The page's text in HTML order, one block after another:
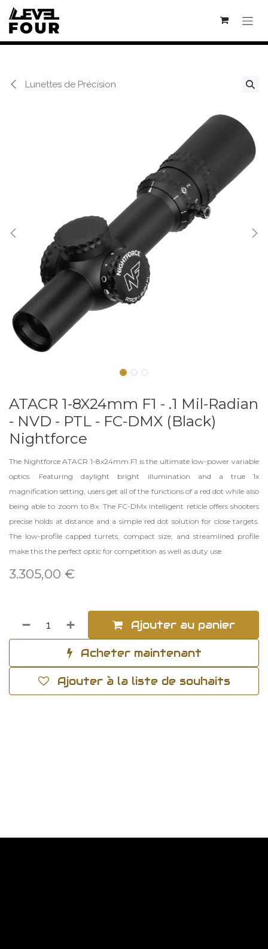
Se rendre au contenu
Lunettes de Précision
ATACR 1-8X24mm F1 - .1 Mil-Radian
- NVD - PTL - FC-DMX (Black)
Nightforce
The Nightforce ATACR 1-8x24mm F1 is the ultimate low-power variable
optics. Featuring daylight bright illumination and a true 1x
magnification setting, users get all of the functions of a red dot while also
being able to zoom to 8x. The FC-DMx intelligent reticle offers shooters
precise holds at distance and a simple red dot solution for close targets.
The low-profile capped turrets, compact size, and streamlined profile
make this the perfect optic for competition as well as duty use.
3.305,00 €
Ajouter au panier
Acheter maintenant
Ajouter à la liste de souhaits